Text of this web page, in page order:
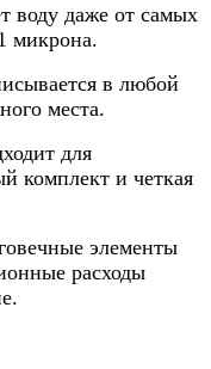
воду даже от самых
микрона.
в любой
места.
для
комплект и четкая
элементы
расходы